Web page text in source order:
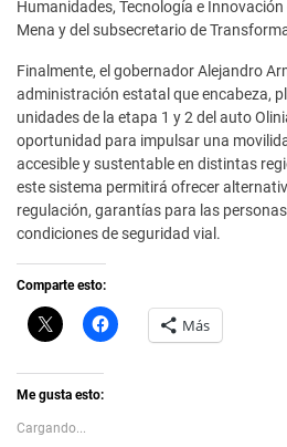
Humanidades, Tecnología e
Mena y del subsecretario de
Finalmente, el gobernador Alejandro
administración estatal que encabeza,
unidades de la etapa 1 y 2 del auto
oportunidad para impulsar una
accesible y sustentable en distintas
este sistema permitirá ofrecer
regulación, garantías para las
condiciones de seguridad vial.
Comparte esto:
C
l
k
t
s
h
H
a Más
Me gusta esto:
Cargando...